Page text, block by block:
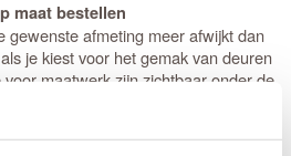
maat bestellen
gewenste afmeting meer afwijkt dan
je kiest voor het gemak van deuren
maatwerk zijn zichtbaar onder de
levertijd voor maatwerkdeuren is 50